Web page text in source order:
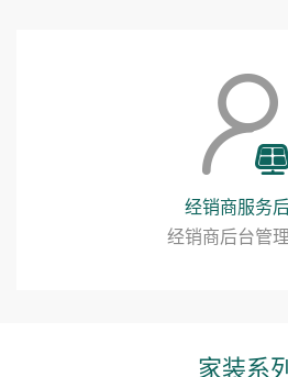
经销商服务
经销商后台管
家装系列